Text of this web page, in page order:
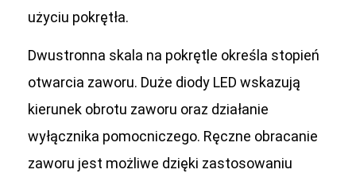
użyciu pokrętła.
Dwustronna skala na pokrętle określa stopień
otwarcia zaworu. Duże diody LED wskazują
kierunek obrotu zaworu oraz działanie
wyłącznika pomocniczego. Ręczne obracanie
zaworu jest możliwe dzięki zastosowaniu